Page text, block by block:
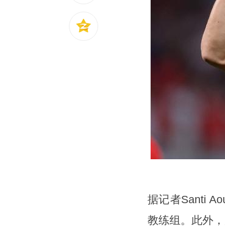
据记者Santi
教练组。此外